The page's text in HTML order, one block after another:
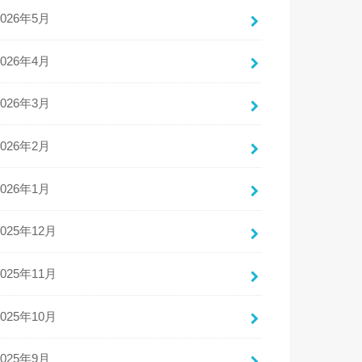
年5月
年4月
年3月
年2月
年1月
年12月
年11月
年10月
年9月